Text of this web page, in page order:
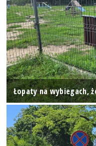
Łopaty na wybiegach,